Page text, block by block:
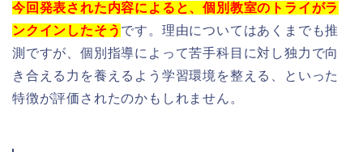
今回発表された内容によると、個別教室のトライがラ
ンクインしたそう です。理由についてはあくまでも推
測ですが、個別指導によって苦手科目に対し独力で向
き合える力を養えるよう学習環境を整える、といった
特徴が評価されたのかもしれません。